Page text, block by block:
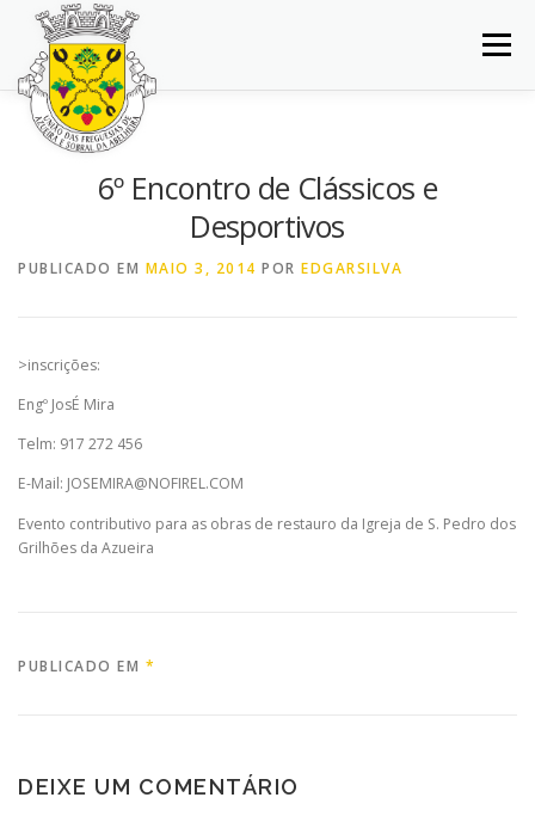
Saltar
conteúdo
Menu
INÍCIO JUNTA DE FREGUESIA
NOTÍCIAS
6º Encontro de Clássicos e
Desportivos
PUBLICADO EM MAIO 3, 2014 POR EDGARSILVA
>inscrições:
Engº JosÉ Mira
Telm: 917 272 456
E-Mail: JOSEMIRA@NOFIREL.COM
Evento contributivo para as obras de restauro da Igreja de S. Pedro dos
Grilhões da Azueira
PUBLICADO EM *
DEIXE UM COMENTÁRIO